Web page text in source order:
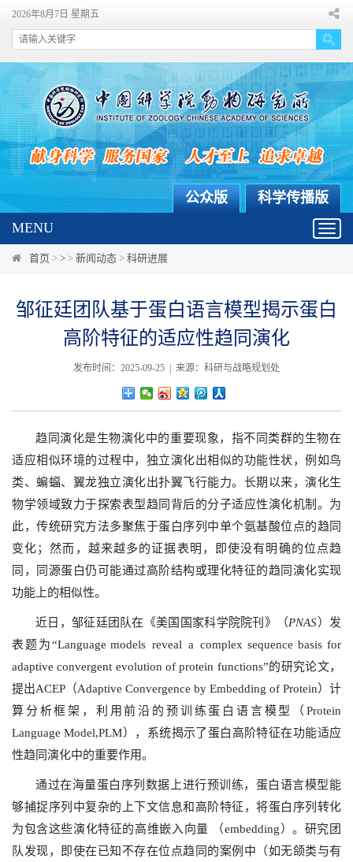
2026年8月7日 星期五
科学传播版
公众版
MENU
首页 > > > 新闻动态 > 科研进展
邹征廷团队基于蛋白语言模型揭示蛋白
高阶特征的适应性趋同演化
发布时间：2025-09-25 | 来源：科研与战略规划处
趋同演化是生物演化中的重要现象，指不同类群的生物在
适应相似环境的过程中，独立演化出相似的功能性状，例如鸟
类、蝙蝠、翼龙独立演化出扑翼飞行能力。长期以来，演化生
物学领域致力于探索表型趋同背后的分子适应性演化机制。为
此，传统研究方法多聚焦于蛋白序列中单个氨基酸位点的趋同
变化；然而，越来越多的证据表明，即使没有明确的位点趋
同，同源蛋白仍可能通过高阶结构或理化特征的趋同演化实现
功能上的相似性。
近日，邹征廷团队在《美国国家科学院院刊》（PNAS）发
表题为“Language models reveal a complex sequence basis for
adaptive convergent evolution of protein functions”的研究论文，
提出ACEP（Adaptive Convergence by Embedding of Protein）计
算分析框架，利用前沿的预训练蛋白语言模型（Protein
Language Model,PLM），系统揭示了蛋白高阶特征在功能适应
性趋同演化中的重要作用。
通过在海量蛋白序列数据上进行预训练，蛋白语言模型能
够捕捉序列中复杂的上下文信息和高阶特征，将蛋白序列转化
为包含这些演化特征的高维嵌入向量 （embedding）。研究团
队发现，即使在已知不存在位点趋同的案例中（如无颌类与有